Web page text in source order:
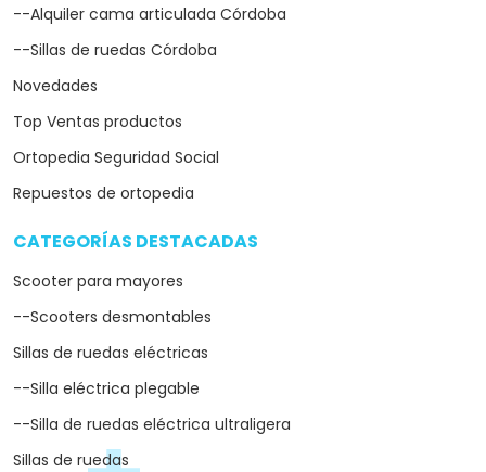
--Alquiler cama articulada Córdoba
--Sillas de ruedas Córdoba
Novedades
Top Ventas productos
Ortopedia Seguridad Social
Repuestos de ortopedia
CATEGORÍAS DESTACADAS
Scooter para mayores
--Scooters desmontables
Sillas de ruedas eléctricas
--Silla eléctrica plegable
--Silla de ruedas eléctrica ultraligera
Sillas de ruedas